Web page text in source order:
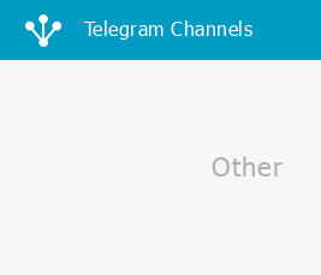
Telegram Channels